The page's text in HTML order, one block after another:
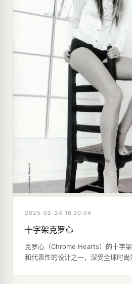
2025-02-24 16:30:04
十字架克罗心
克罗心（Chrome Hearts）的十字
和代表性的设计之一，深受全球时尚